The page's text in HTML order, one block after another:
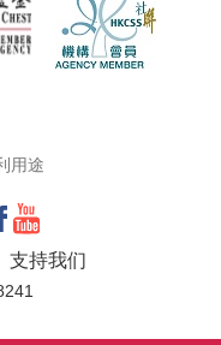
用途
支持我们